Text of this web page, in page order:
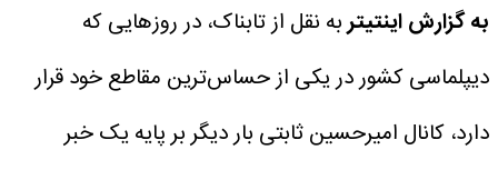
به گزارش اینتیتربه نقل از تابناک، در روزهایی که
دیپلماسی کشور در یکی از حساس‌ترین مقاطع خود قرار
دارد، کانال امیرحسین ثابتی بار دیگر بر پایه یک خبر